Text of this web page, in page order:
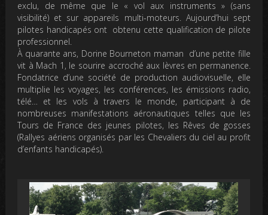
exclu, de même que le « vol aux instruments » (sans
visibilité) et sur appareils multi-moteurs. Aujourd’hui sept
pilotes handicapés ont obtenu cette qualification de pilote
professionnel.
Àquarante ans, Dorine Bourneton maman d’une petite fille
vit à Mach 1, le sourire accroché aux lèvres en permanence.
Fondatrice d’une société de production audiovisuelle, elle
multiplie les voyages, les conférences, les émissions radio,
télé… et les vols à travers le monde, participant à de
nombreuses manifestations aéronautiques telles que les
Tours de France des jeunes pilotes, les Rêves de gosses
(Rallyes aériens organisés par les Chevaliers du ciel au profit
d’enfants handicapés).